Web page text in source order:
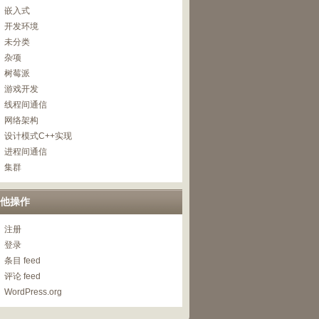
嵌入式
开发环境
未分类
杂项
树莓派
游戏开发
线程间通信
网络架构
设计模式C++实现
进程间通信
集群
操作
注册
登录
条目 feed
评论 feed
WordPress.org